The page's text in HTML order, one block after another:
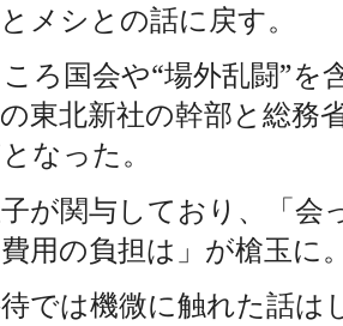
メシとの話に戻す。
ろ国会や“場外乱闘”を
東北新社の幹部と総務
なった。
が関与しており、「会
用の負担は」が槍玉に
では機微に触れた話は